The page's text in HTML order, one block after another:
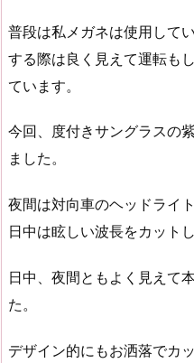
普段は私メガネは使用して
する際は良く見えて運転も
ています。
今回、度付きサングラスの
ました。
夜間は対向車のヘッドライ
日中は眩しい波長をカット
日中、夜間ともよく見えて
た。
デザイン的にもお洒落でカ